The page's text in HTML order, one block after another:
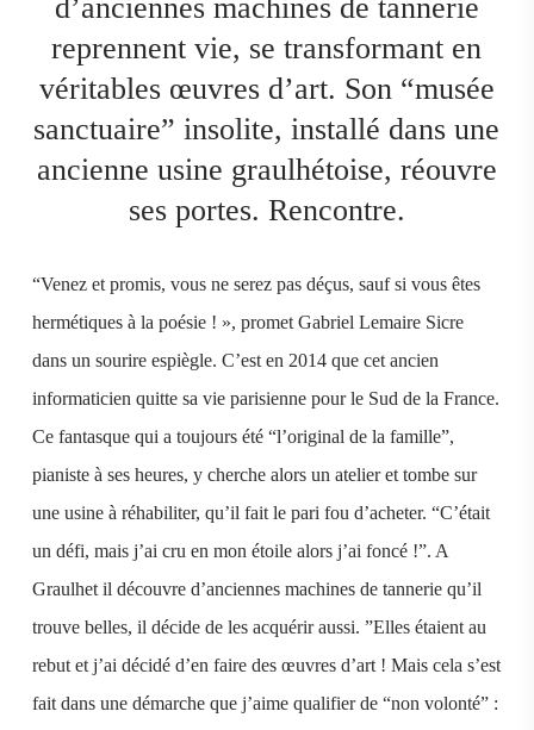
d’anciennes machines de tannerie
reprennent vie, se transformant en
véritables œuvres d’art. Son “musée
sanctuaire” insolite, installé dans une
ancienne usine graulhétoise, réouvre
ses portes. Rencontre.
“Venez et promis, vous ne serez pas déçus, sauf si vous êtes
hermétiques à la poésie ! », promet Gabriel Lemaire Sicre
dans un sourire espiègle. C’est en 2014 que cet ancien
informaticien quitte sa vie parisienne pour le Sud de la France.
Ce fantasque qui a toujours été “l’original de la famille”,
pianiste à ses heures, y cherche alors un atelier et tombe sur
une usine à réhabiliter, qu’il fait le pari fou d’acheter. “C’était
un défi, mais j’ai cru en mon étoile alors j’ai foncé !”. A
Graulhet il découvre d’anciennes machines de tannerie qu’il
trouve belles, il décide de les acquérir aussi. ”Elles étaient au
rebut et j’ai décidé d’en faire des œuvres d’art ! Mais cela s’est
fait dans une démarche que j’aime qualifier de “non volonté” :